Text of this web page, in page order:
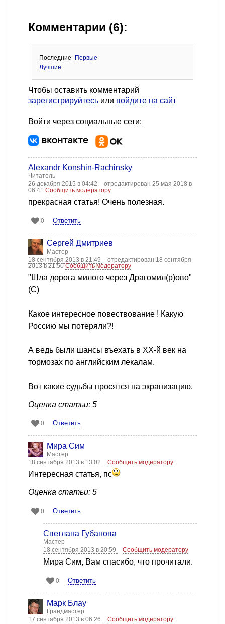
Комментарии (6):
Последние
Первые
Лучшие
Чтобы оставить комментарий
зарегистрируйтесь или войдите на сайт
Войти через социальные сети:
Alexandr Konshin-Rachinsky
Читатель
26 декабря 2015 в 04:42
отредактирован 25 мая 2018 в
06:41Сообщить модератору
прекрасная статья! Очень полезная.
0 Ответить
Сергей Дмитриев
Мастер
18 сентября 2013 в 21:49
отредактирован 18 сентября
2013 в 21:50Сообщить модератору
"Шла дорога милого через Драгомил(р)ово"
(С)
Какое интересное повествование ! Какую
Россию мы потеряли?!
А ведь были шансы въехать в ХХ-й век на
тормозах по английским лекалам.
Вот какие судьбы просятся на экранизацию.
Оценка статьи: 5
0 Ответить
Мира Сим
Мастер
18 сентября 2013 в 13:02
Сообщить модератору
Интересная статья, пс
Оценка статьи: 5
0 Ответить
Светлана Губанова
Мастер
18 сентября 2013 в 20:59
Сообщить модератору
Мира Сим, Вам спасибо, что прочитали.
0 Ответить
Марк Блау
Грандмастер
17 сентября 2013 в 06:26
Сообщить модератору